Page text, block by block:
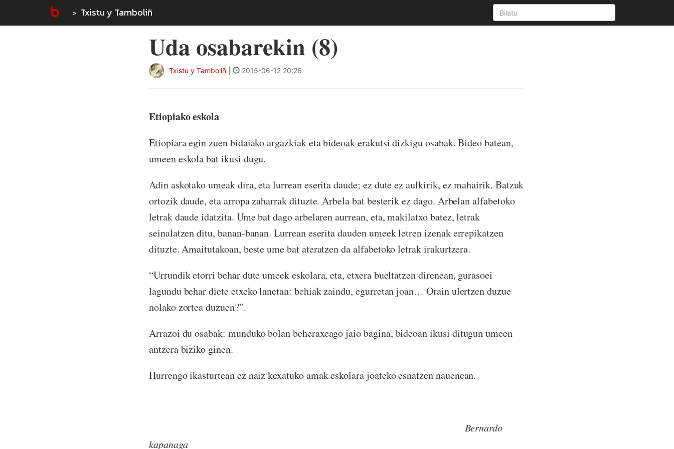
Txistu y Tamboliñ
Uda osabarekin (8)
Txistu y Tamboliñ 2015-06-12 20:26
Etiopiako eskola
Etiopiara egin zuen bidaiako argazkiak eta bideoak erakutsi dizkigu osabak. Bideo batean,
umeen eskola bat ikusi dugu.
Adin askotako umeak dira, eta lurrean eserita daude; ez dute ez aulkirik, ez mahairik. Batzuk
ortozik daude, eta arropa zaharrak dituzte. Arbela bat besterik ez dago. Arbelan alfabetoko
letrak daude idatzita. Ume bat dago arbelaren aurrean, eta, makilatxo batez, letrak
seinalatzen ditu, banan-banan. Lurrean eserita dauden umeek letren izenak errepikatzen
dituzte. Amaitutakoan, beste ume bat ateratzen da alfabetoko letrak irakurtzera.
“Urrundik etorri behar dute umeek eskolara, eta, etxera bueltatzen direnean, gurasoei
lagundu behar diete etxeko lanetan: behiak zaindu, egurretan joan… Orain ulertzen duzue
nolako zortea duzuen?”.
Arrazoi du osabak: munduko bolan beheraxeago jaio bagina, bideoan ikusi ditugun umeen
antzera biziko ginen.
Hurrengo ikasturtean ez naiz kexatuko amak eskolara joateko esnatzen nauenean.
Bernardo
kapanaga